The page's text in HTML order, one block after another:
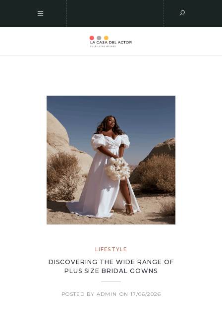
LIFESTYLE
DISCOVERING THE WIDE RANGE OF
PLUS SIZE BRIDAL GOWNS
POSTED BY ADMIN ON 17/06/2026